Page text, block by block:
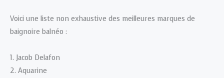
Voici une liste non exhaustive des meilleures marques de
baignoire balnéo :
1. Jacob Delafon
2. Aquarine